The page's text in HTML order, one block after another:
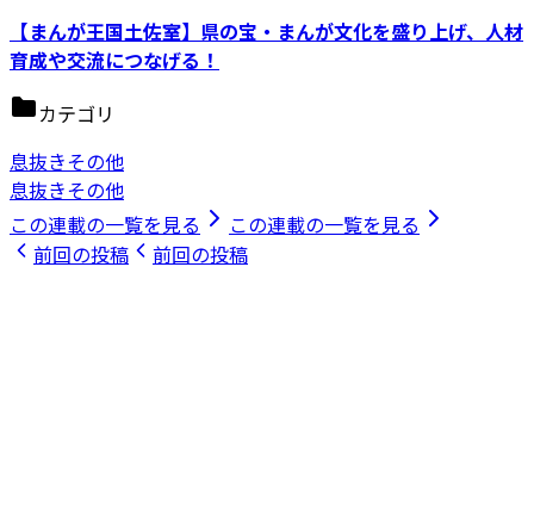
【まんが王国土佐室】県の宝・まんが文化を盛り上げ、人材
育成や交流につなげる！
カテゴリ
息抜きその他
息抜きその他
この連載の一覧を見る
この連載の一覧を見る
前回の投稿
前回の投稿